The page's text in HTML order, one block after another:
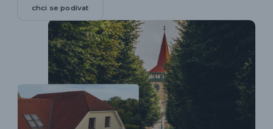
chci se podívat